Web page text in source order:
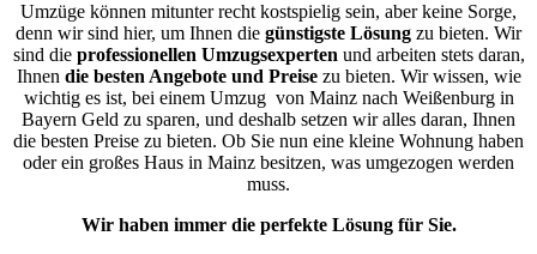
Umzüge können mitunter recht kostspielig sein, aber keine Sorge,
denn wir sind hier, um Ihnen die günstigste Lösung zu bieten. Wir
sind die professionellen Umzugsexperten und arbeiten stets daran,
Ihnen die besten Angebote und Preisezu bieten. Wir wissen, wie
wichtig es ist, bei einem Umzug von Mainz nach Weißenburg in
Bayern Geld zu sparen, und deshalb setzen wir alles daran, Ihnen
die besten Preise zu bieten. Ob Sie nun eine kleine Wohnung haben
oder ein großes Haus in Mainz besitzen, was umgezogen werden
muss.
Wir haben immer die perfekte Lösung für Sie.